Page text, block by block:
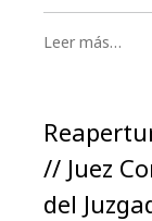
Leer más…
// Juez
del